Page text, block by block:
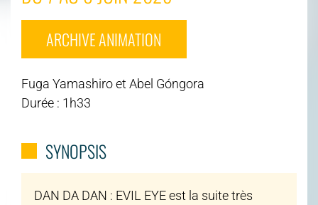
ARCHIVE ANIMATION
Fuga Yamashiro et Abel Góngora
Durée : 1h33
SYNOPSIS
DAN DA DAN : EVIL EYE est la suite très